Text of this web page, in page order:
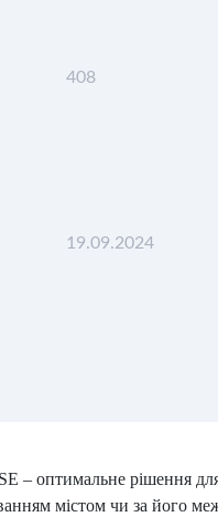
408
19.09.2024
– оптимальне рішення
містом чи за його